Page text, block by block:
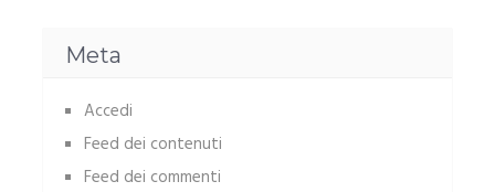
Meta
Accedi
Feed dei contenuti
Feed dei commenti